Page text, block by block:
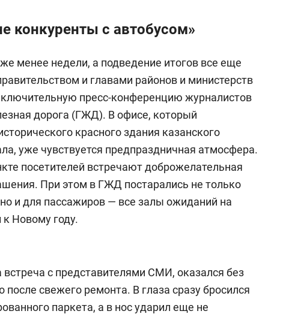
конкуренты с автобусом»
менее недели, а подведение итогов все еще
и главами районов и министерств
пресс-конференцию журналистов
дорога (ГЖД). В офисе, который
красного здания казанского
уже чувствуется предпраздничная атмосфера.
посетителей встречают доброжелательная
При этом в ГЖД постарались не только
и для пассажиров — все залы ожиданий на
к Новому году.
с представителями СМИ, оказался без
после свежего ремонта. В глаза сразу бросился
паркета, а в нос ударил еще не